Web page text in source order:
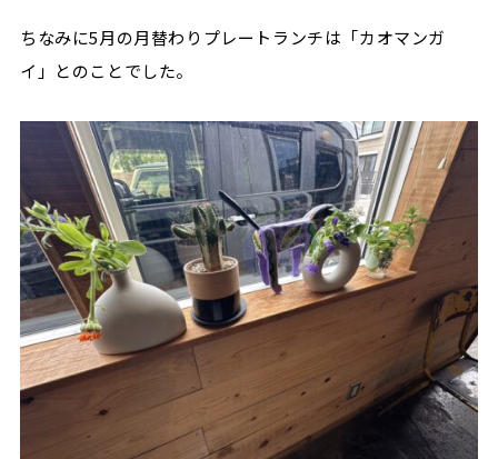
ちなみに5月の月替わりプレートランチは「カオマンガ
イ」とのことでした。